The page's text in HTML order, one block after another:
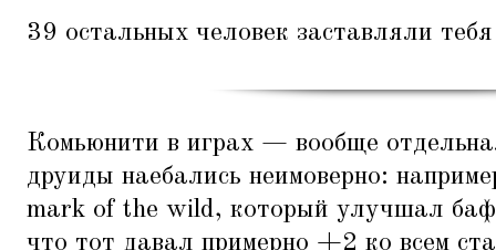
39 остальных человек заставляли
Комьюнити в играх — вообще
друиды наебались неимоверно:
mark of the wild, который улучшал баф
что тот давал примерно +2 ко всем